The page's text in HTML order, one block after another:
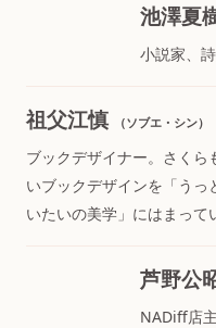
池澤夏
小説家、
祖父江慎 （ソブエ・シン）
ブックデザイナー。さく
いブックデザインを「う
いたいの美学」にはまって
芦野公
NADiff店主